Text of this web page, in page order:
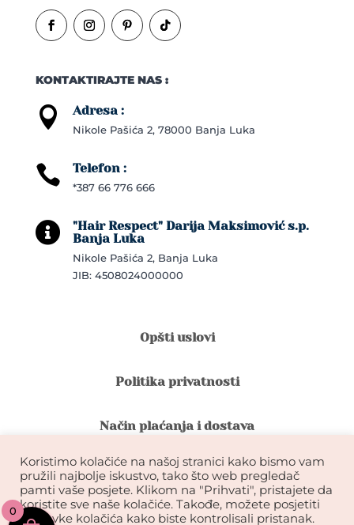
KONTAKTIRAJTE NAS :
 Adresa :
Nikole Pašića 2, 78000 Banja Luka
 Telefon :
*387 66 776 666

"Hair Respect" Darija Maksimović s.p.
Banja Luka
Nikole Pašića 2, Banja Luka
JIB: 4508024000000
Opšti uslovi
Politika privatnosti
Način plaćanja i dostava
Reklamacije i povrat robe
Garancija na kvalitet ekstenzija
Koristimo kolačiće na našoj stranici kako bismo vam
pružili najbolje iskustvo, tako što web pregledač
pamti vaše posjete. Klikom na "Prihvati", pristajete da
koristite sve naše kolačiće. Takođe, možete posjetiti
postavke kolačića kako biste kontrolisali pristanak.
0